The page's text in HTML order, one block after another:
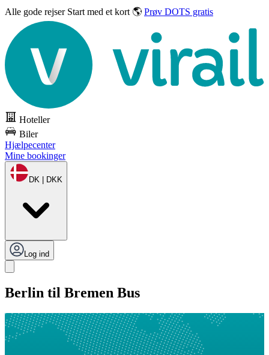
Alle gode rejser Start med et kort 🌎 Prøv DOTS gratis
Hoteller
Biler
Hjælpecenter
Mine bookinger
DK | DKK
Log ind
Berlin til Bremen Bus